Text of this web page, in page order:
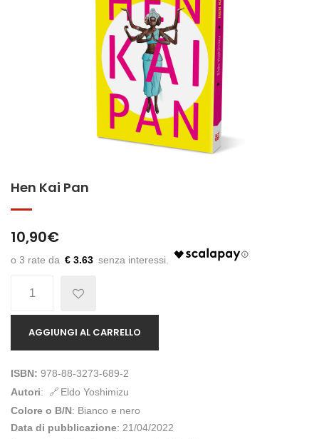
Hen Kai Pan
10,90€
€ 3.63
AGGIUNGI AL CARRELLO
ISBN: 978-88-3273-689-2
Autori:
Eldo Yoshimizu
Colore o B/N: Bianco e nero
Data di pubblicazione: 21/04/2022